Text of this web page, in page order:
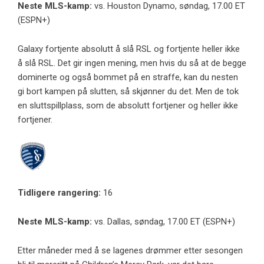
Neste MLS-kamp: vs. Houston Dynamo, søndag, 17.00 ET
(ESPN+)
Galaxy fortjente absolutt å slå RSL og fortjente heller ikke
å slå RSL. Det gir ingen mening, men hvis du så at de begge
dominerte og også bommet på en straffe, kan du nesten
gi bort kampen på slutten, så skjønner du det. Men de tok
en sluttspillplass, som de absolutt fortjener og heller ikke
fortjener.
Tidligere rangering: 16
Neste MLS-kamp: vs. Dallas, søndag, 17.00 ET (ESPN+)
Etter måneder med å se lagenes drømmer etter sesongen